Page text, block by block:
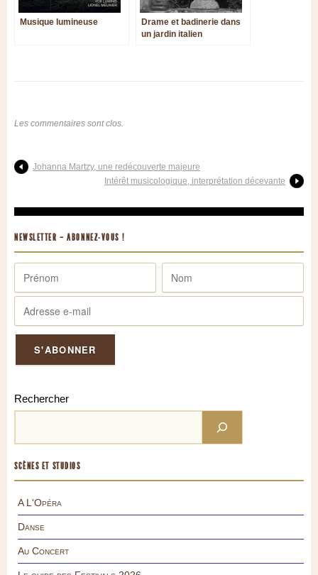
Musique lumineuse
Drame et badinerie dans
un jardin italien
Les commentaires sont clos.
Johanna Martzy, une redécouverte majeure
Intérêt musicologique, interprétation décevante
NEWSLETTER – ABONNEZ-VOUS !
Rechercher
SCÈNES ET STUDIOS
A L'Opéra
Danse
Au Concert